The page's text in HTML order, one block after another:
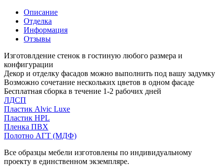
Описание
Отделка
Информация
Отзывы
Изготовлдение стенок в гостиную любого размера и
конфигурации
Декор и отделку фасадов можно выполнить под вашу задумку
Возможно сочетание нескольких цветов в одном фасаде
Бесплатная сборка в течение 1-2 рабочих дней
ЛДСП
Пластик Alvic Luxe
Пластик HPL
Пленка ПВХ
Полотно АГТ (МДФ)
Все образцы мебели изготовлены по индивидуальному
проекту в единственном экземпляре.